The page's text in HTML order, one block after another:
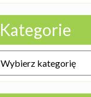
Kategorie